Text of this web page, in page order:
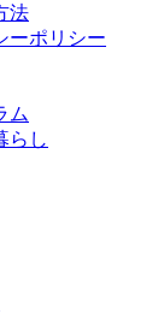
法
ーポリシー
ム
らし